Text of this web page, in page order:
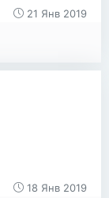
21 Янв 2019
18 Янв 2019